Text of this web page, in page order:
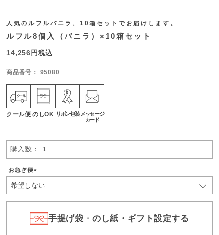
人気のルフルバニラ、10箱セットでお届けします。
ルフル8個入（バニラ）×10箱セット
14,256 税込
商品番号 95080
クール便 のしOK リボン包装メッセージ
カード
お急ぎ便
必
手提げ袋・のし紙・ギフト設定する